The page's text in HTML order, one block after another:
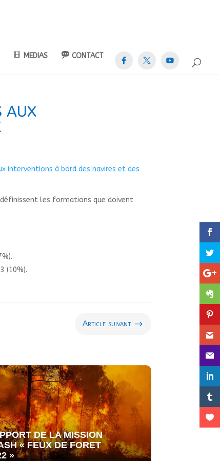
MEDIAS CONTACT
AUX
interventions à bord des navires et des
les formations que doivent
(10%).
Article suivant $
DE LA MISSION
« FEUX DE FORET
»